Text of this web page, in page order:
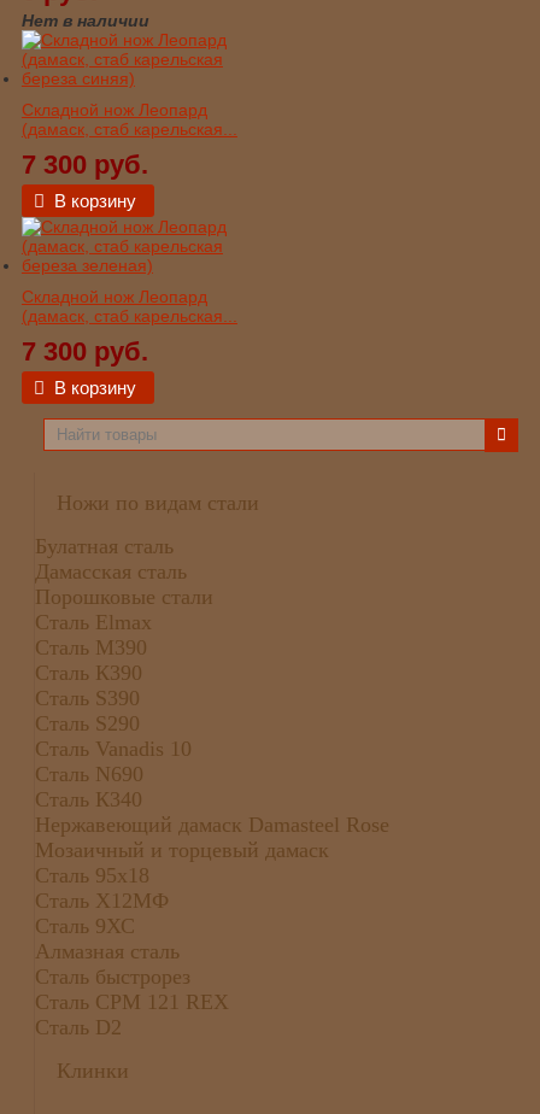
Нет в наличии
Складной нож Леопард
(дамаск, стаб карельская...
7 300 руб.
В корзину
Складной нож Леопард
(дамаск, стаб карельская...
7 300 руб.
В корзину
Ножи по видам стали
Булатная сталь
Дамасская сталь
Порошковые стали
Сталь Elmax
Сталь М390
Сталь К390
Сталь S390
Сталь S290
Сталь Vanadis 10
Сталь N690
Сталь К340
Нержавеющий дамаск Damasteel Rose
Мозаичный и торцевый дамаск
Сталь 95х18
Сталь Х12МФ
Сталь 9ХС
Алмазная сталь
Сталь быстрорез
Сталь CPM 121 REX
Сталь D2
Клинки